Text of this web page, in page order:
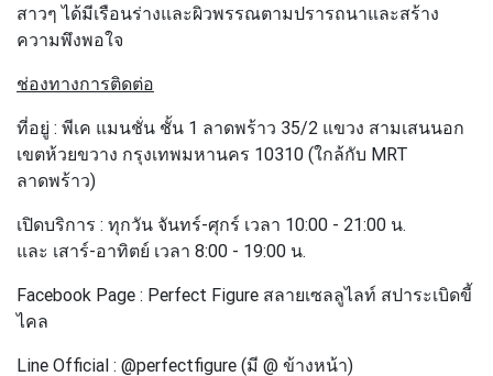
สาวๆ ได้มีเรือนร่างและผิวพรรณตามปรารถนาและสร้าง
ความพึงพอใจ
ช่องทางการติดต่อ
ที่อยู่ : พีเค แมนชั่น ชั้น 1 ลาดพร้าว 35/2 แขวง สามเสนนอก
เขตห้วยขวาง กรุงเทพมหานคร 10310 (ใกล้กับ MRT
ลาดพร้าว)
เปิดบริการ : ทุกวัน จันทร์-ศุกร์ เวลา 10:00 - 21:00 น.
และ เสาร์-อาทิตย์ เวลา 8:00 - 19:00 น.
Facebook Page : Perfect Figure สลายเซลลูไลท์ สปาระเบิดขี้
ไคล
Line Official : @perfectfigure (มี @ ข้างหน้า)